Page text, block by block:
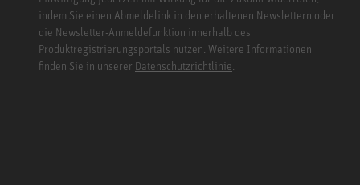
indem Sie einen Abmeldelink in den erhaltenen Newslettern oder
die Newsletter-Anmeldefunktion innerhalb des
Produktregistrierungsportals nutzen. Weitere Informationen
finden Sie in unserer Datenschutzrichtlinie